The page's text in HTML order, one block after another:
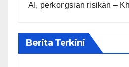
AI, perkongsian risikan –
Berita Terkini